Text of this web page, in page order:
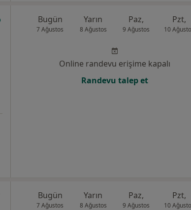
Bugün
7 Ağustos
Yarın
8 Ağustos
Paz,
9 Ağustos
Pzt,
10
Online randevu erişime kapalı
Randevu talep et
Bugün
7 Ağustos
Yarın
8 Ağustos
Paz,
9 Ağustos
Pzt,
10